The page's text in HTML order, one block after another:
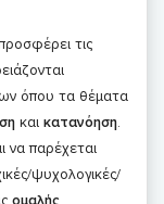
τις
όπου τα θέματα
και κατανόηση.
να παρέχεται
ψυχολογικές/